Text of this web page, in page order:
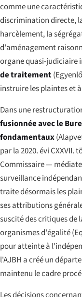
comme une
discrimination directe,
harcèlement, la
d'aménagement
organe quasi-judiciaire
de traitement(
instruire les plaintes et
Dans une
fusionnée avec le
fondamentaux(
par la2020. évi CXXVII.
Commissaire —
surveillance
traite désormais les
ses attributions
suscité des critiques de
organismes d'égalité
pour atteinte à
l'AJBH a créé un
maintenu le cadre